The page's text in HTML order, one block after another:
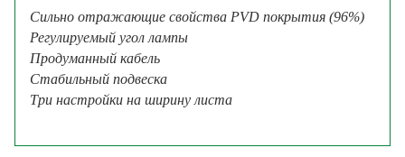
Сильно отражающие свойства PVD покрытия (96%)
Регулируемый угол лампы
Продуманный кабель
Стабильный подвеска
Три настройки на ширину листа